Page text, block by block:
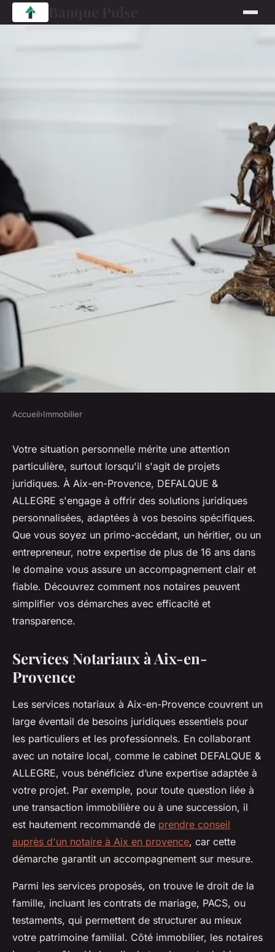
Notaire à Aix-en-Provence :
vos besoins, nos solutions !
Tiago•10 mai 2025•4 min de lecture
Accueil›Immobilier
Votre situation personnelle mérite une attention
particulière, surtout lorsqu'il s'agit de projets
juridiques. À Aix-en-Provence, DEFALQUE &
ALLEGRE s'engage à offrir des solutions juridiques
personnalisées, adaptées à vos besoins spécifiques.
Que vous soyez un primo-accédant, un héritier, ou un
entrepreneur, notre expertise de plus de 16 ans dans
le domaine vous assure un accompagnement clair et
fiable. Découvrez comment nos notaires peuvent
simplifier vos démarches avec efficacité et
transparence.
Services Notariaux à Aix-en-
Provence
Les services notariaux à Aix-en-Provence couvrent un
large éventail de besoins juridiques essentiels pour
les particuliers et les professionnels. En collaborant
avec un notaire local, comme le cabinet DEFALQUE &
ALLEGRE, vous bénéficiez d’une expertise adaptée à
votre projet. Par exemple, pour toute question liée à
une transaction immobilière ou à une succession, il
est hautement recommandé de prendre conseil
auprès d'un notaire à Aix en provence, car cette
démarche garantit un accompagnement sur mesure.
Parmi les services proposés, on trouve le droit de la
famille, incluant les contrats de mariage, PACS, ou
testaments, qui permettent de structurer au mieux
votre patrimoine familial. Côté immobilier, les notaires